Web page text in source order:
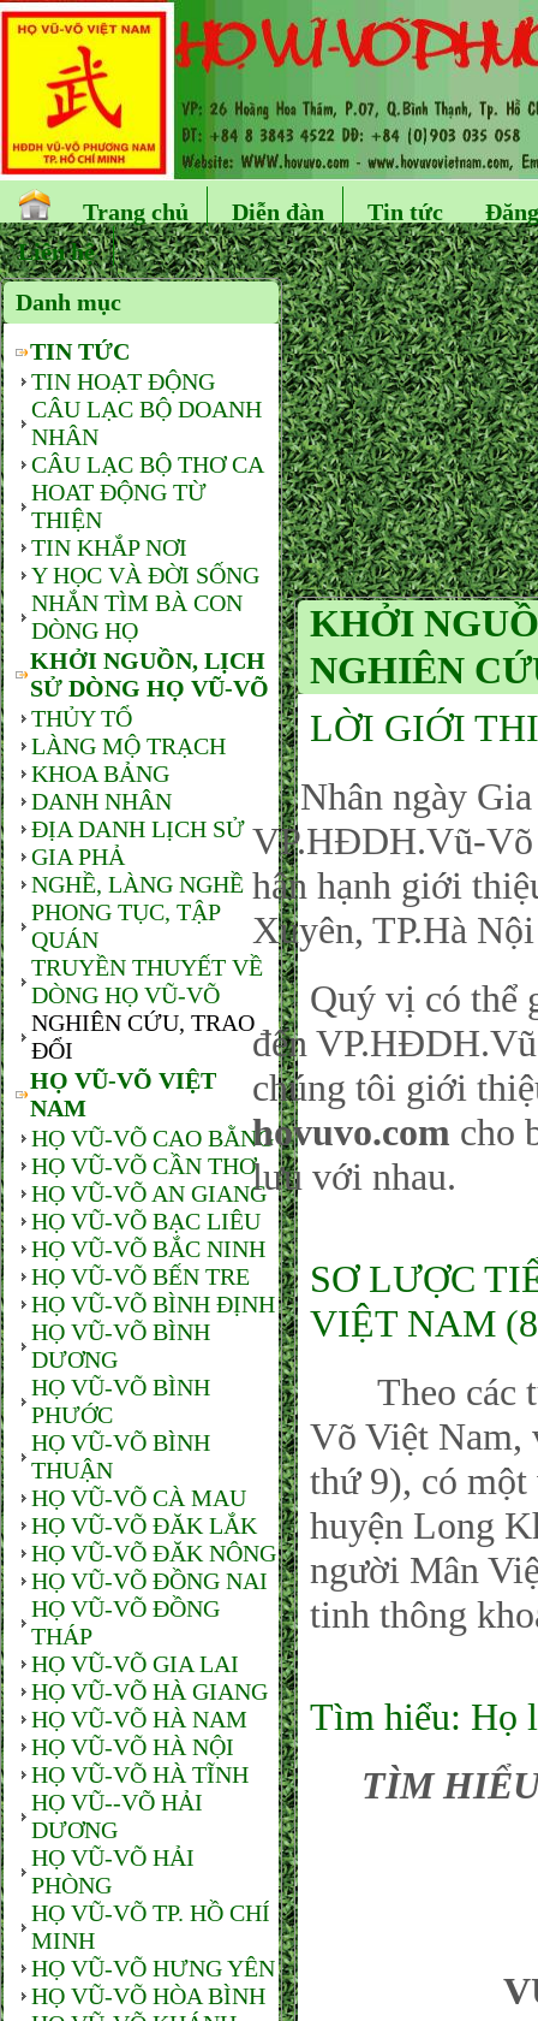
Trang chủ Diễn đàn Tin tức
Liên hệ
Danh mục
TIN TỨC
TIN HOẠT ĐỘNG
CÂU LẠC BỘ DOANH
NHÂN
CÂU LẠC BỘ THƠ CA
HOAT ĐỘNG TỪ
THIỆN
TIN KHẮP NƠI
Y HỌC VÀ ĐỜI SỐNG
NHẮN TÌM BÀ CON
DÒNG HỌ
KHỞI NGUỒN, LỊCH
SỬ DÒNG HỌ VŨ-VÕ
THỦY TỔ
LÀNG MỘ TRẠCH
KHOA BẢNG
DANH NHÂN
ĐỊA DANH LỊCH SỬ
GIA PHẢ
NGHỀ, LÀNG NGHỀ
PHONG TỤC, TẬP
QUÁN
TRUYỀN THUYẾT VỀ
DÒNG HỌ VŨ-VÕ
NGHIÊN CỨU, TRAO
ĐỔI
HỌ VŨ-VÕ VIỆT
NAM
HỌ VŨ-VÕ CAO BẰNG
HỌ VŨ-VÕ CẦN THƠ
HỌ VŨ-VÕ AN GIANG
HỌ VŨ-VÕ BẠC LIÊU
HỌ VŨ-VÕ BẮC NINH
HỌ VŨ-VÕ BẾN TRE
HỌ VŨ-VÕ BÌNH ĐỊNH
HỌ VŨ-VÕ BÌNH
DƯƠNG
HỌ VŨ-VÕ BÌNH
PHƯỚC
HỌ VŨ-VÕ BÌNH
THUẬN
HỌ VŨ-VÕ CÀ MAU
HỌ VŨ-VÕ ĐĂK LẮK
HỌ VŨ-VÕ ĐĂK NÔNG
HỌ VŨ-VÕ ĐỒNG NAI
HỌ VŨ-VÕ ĐỒNG
THÁP
HỌ VŨ-VÕ GIA LAI
HỌ VŨ-VÕ HÀ GIANG
HỌ VŨ-VÕ HÀ NAM
HỌ VŨ-VÕ HÀ NỘI
HỌ VŨ-VÕ HÀ TĨNH
HỌ VŨ--VÕ HẢI
DƯƠNG
HỌ VŨ-VÕ HẢI
PHÒNG
HỌ VŨ-VÕ TP. HỒ CHÍ
MINH
HỌ VŨ-VÕ HƯNG YÊN
HỌ VŨ-VÕ HÒA BÌNH
KHỞI
NGHIÊN
LỜI GIỚI
Nhân ngày Gia
VP.HĐDH.Vũ-Võ
hân hạnh giới
Xuyên, TP.Hà
Quý vị có thể
đến
chúng tôi giới
hovuvo.com cho
lưu với nhau.
SƠ LƯỢC
VIỆT NAM
Theo các
Võ Việt Nam,
thứ 9), có
huyện Long
người Mân
tinh thông
Tìm hiểu: Họ
TÌM